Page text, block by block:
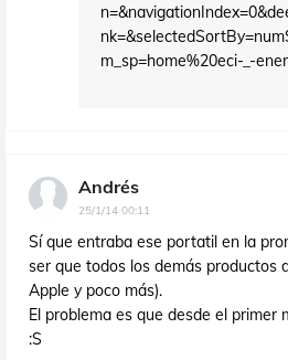
m_sp=home%20eci-_-
Andrés
25/1/14 00:11
Sí que entraba ese portatil en la
ser que todos los demás productos
Apple y poco más).
El problema es que desde el primer
:S